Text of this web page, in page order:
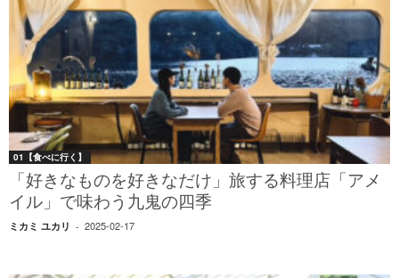
01【食べに行く】
「好きなものを好きなだけ」旅する料理店「アメ
イル」で味わう九鬼の四季
ミカミ ユカリ - 2025-02-17